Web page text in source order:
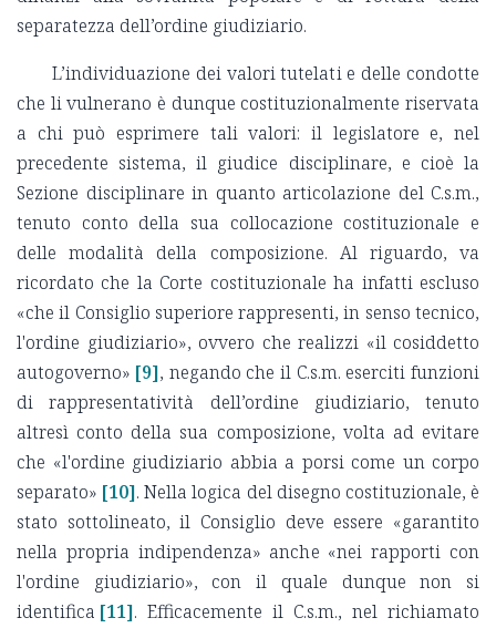
separatezza dell’ordine giudiziario.
L’individuazione dei valori tutelati e delle condotte
che li vulnerano è dunque costituzionalmente riservata
a chi può esprimere tali valori: il legislatore e, nel
precedente sistema, il giudice disciplinare, e cioè la
Sezione disciplinare in quanto articolazione del C.s.m.,
tenuto conto della sua collocazione costituzionale e
delle modalità della composizione. Al riguardo, va
ricordato che la Corte costituzionale ha infatti escluso
«che il Consiglio superiore rappresenti, in senso tecnico,
l'ordine giudiziario», ovvero che realizzi «il cosiddetto
autogoverno» [9], negando che il C.s.m. eserciti funzioni
di rappresentatività dell’ordine giudiziario, tenuto
altresì conto della sua composizione, volta ad evitare
che «l'ordine giudiziario abbia a porsi come un corpo
separato» [10]. Nella logica del disegno costituzionale, è
stato sottolineato, il Consiglio deve essere «garantito
nella propria indipendenza» anche «nei rapporti con
l'ordine giudiziario», con il quale dunque non si
identifica [11]. Efficacemente il C.s.m., nel richiamato